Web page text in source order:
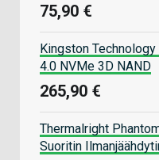
75,90 €
Kingston
4.0 NVMe 3D NAND
265,90 €
Thermalright
Suoritin